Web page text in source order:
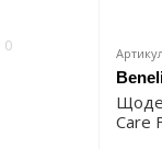
Care
0